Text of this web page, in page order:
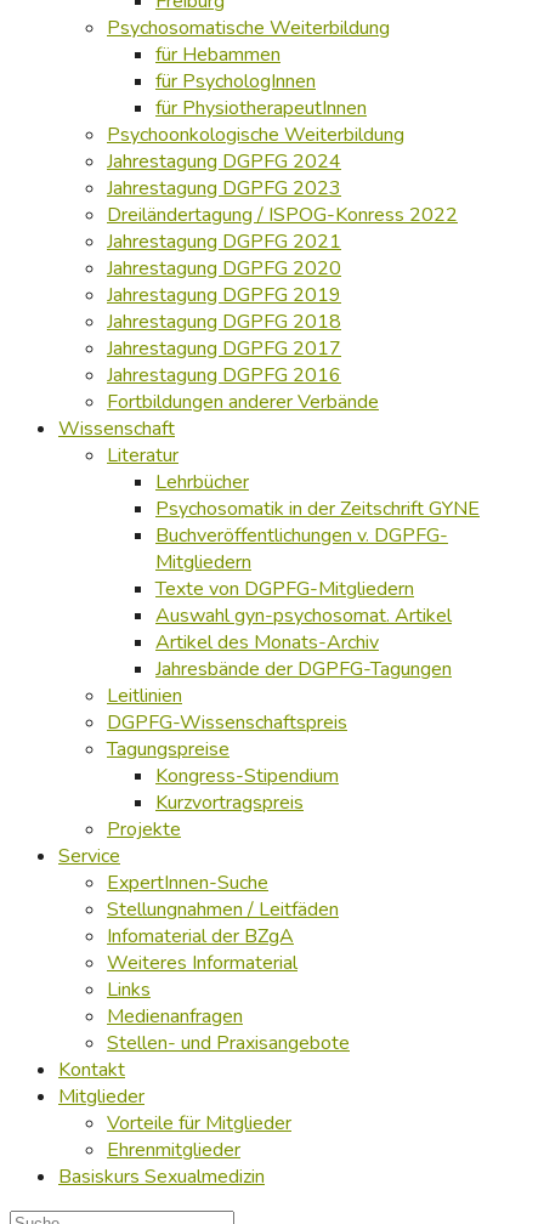
Psychosomatische Weiterbildung
für Hebammen
für PsychologInnen
für PhysiotherapeutInnen
Psychoonkologische Weiterbildung
Jahrestagung DGPFG 2024
Jahrestagung DGPFG 2023
Dreiländertagung / ISPOG-Konress 2022
Jahrestagung DGPFG 2021
Jahrestagung DGPFG 2020
Jahrestagung DGPFG 2019
Jahrestagung DGPFG 2018
Jahrestagung DGPFG 2017
Jahrestagung DGPFG 2016
Fortbildungen anderer Verbände
Wissenschaft
Literatur
Lehrbücher
Psychosomatik in der Zeitschrift GYNE
Buchveröffentlichungen v. DGPFG-
Mitgliedern
Texte von DGPFG-Mitgliedern
Auswahl gyn-psychosomat. Artikel
Artikel des Monats-Archiv
Jahresbände der DGPFG-Tagungen
Leitlinien
DGPFG-Wissenschaftspreis
Tagungspreise
Kongress-Stipendium
Kurzvortragspreis
Projekte
Service
ExpertInnen-Suche
Stellungnahmen / Leitfäden
Infomaterial der BZgA
Weiteres Informaterial
Links
Medienanfragen
Stellen- und Praxisangebote
Kontakt
Mitglieder
Vorteile für Mitglieder
Ehrenmitglieder
Basiskurs Sexualmedizin